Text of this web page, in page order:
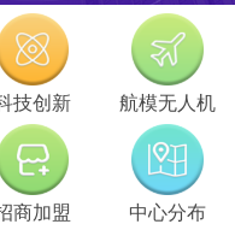
技创新 航模无人机
商加盟 中心分布